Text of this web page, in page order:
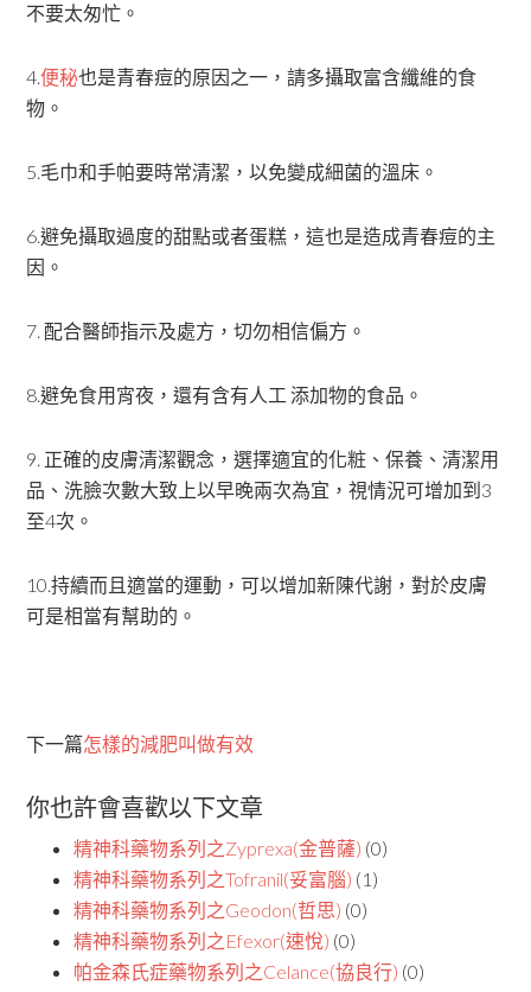
不要太匆忙。
4.便秘也是青春痘的原因之一，請多攝取富含纖維的食
物。
5.毛巾和手帕要時常清潔，以免變成細菌的溫床。
6.避免攝取過度的甜點或者蛋糕，這也是造成青春痘的主
因。
7. 配合醫師指示及處方，切勿相信偏方。
8.避免食用宵夜，還有含有人工 添加物的食品。
9. 正確的皮膚清潔觀念，選擇適宜的化粧、保養、清潔用
品、洗臉次數大致上以早晚兩次為宜，視情況可增加到3
至4次。
10.持續而且適當的運動，可以增加新陳代謝，對於皮膚
可是相當有幫助的。
下一篇怎樣的減肥叫做有效
你也許會喜歡以下文章
精神科藥物系列之Zyprexa(金普薩) (0)
精神科藥物系列之Tofranil(妥富腦) (1)
精神科藥物系列之Geodon(哲思) (0)
精神科藥物系列之Efexor(速悅) (0)
帕金森氏症藥物系列之Celance(協良行) (0)